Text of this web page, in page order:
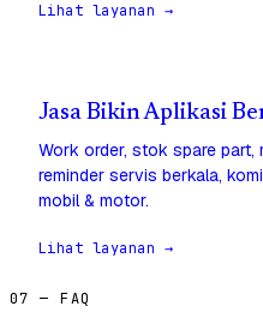
Lihat layanan →
Jasa Bikin Aplikasi
Work order, stok spare part,
reminder servis berkala,
mobil & motor.
Lihat layanan →
07 — FAQ